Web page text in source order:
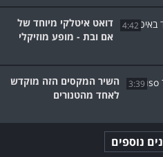
4:42
דואט איטלקי מיוחד של
אם ובת - מופע מוזיקלי
3:39
השיר המקסים הזה מוקדש
לאחד מהטנורים
נוספים